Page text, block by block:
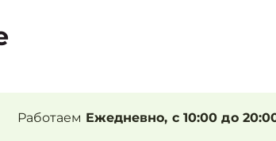
Работаем Ежедневно, с 10:00 до